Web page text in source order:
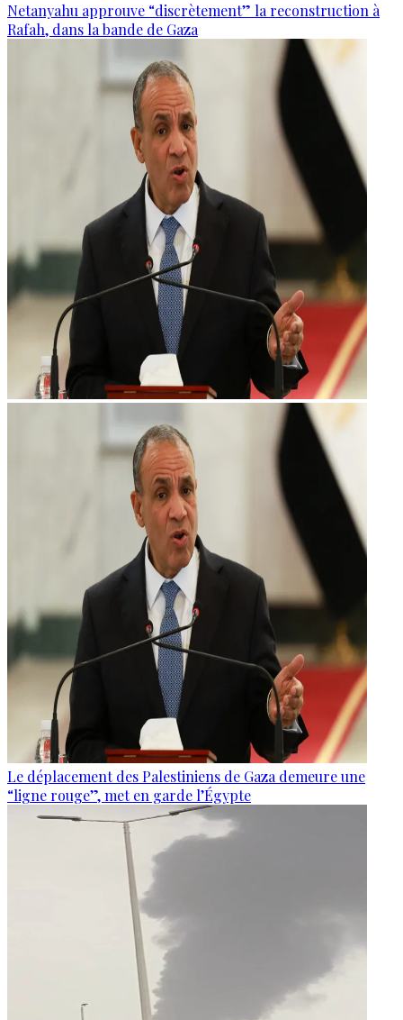
Netanyahu approuve “discrètement” la reconstruction à
Rafah, dans la bande de Gaza
Le déplacement des Palestiniens de Gaza demeure une
“ligne rouge”, met en garde l’Égypte